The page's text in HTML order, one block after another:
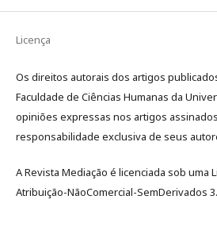
Licença
Os direitos autorais dos artigos
Faculdade de Ciências Humanas da
opiniões expressas nos artigos
responsabilidade exclusiva de seus
A Revista Mediação é licenciada sob uma
Atribuição-NãoComercial-SemDerivados